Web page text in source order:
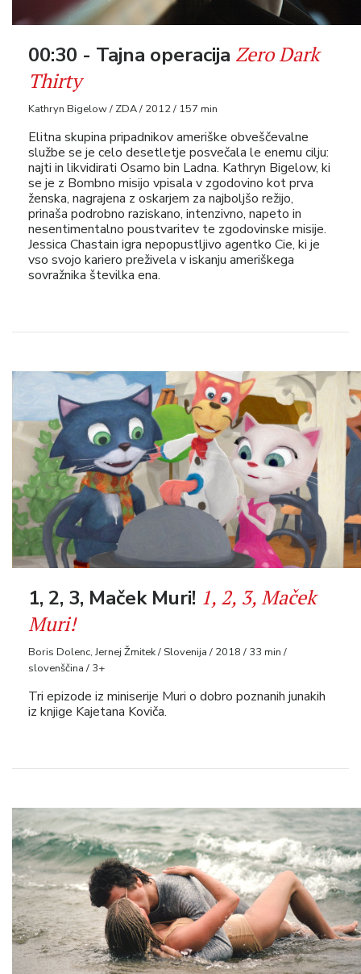
00:30 - Tajna operacija Zero Dark
Thirty
Kathryn Bigelow / ZDA / 2012 / 157 min
Elitna skupina pripadnikov ameriške obveščevalne
službe se je celo desetletje posvečala le enemu cilju:
najti in likvidirati Osamo bin Ladna. Kathryn Bigelow, ki
se je z Bombno misijo vpisala v zgodovino kot prva
ženska, nagrajena z oskarjem za najboljšo režijo,
prinaša podrobno raziskano, intenzivno, napeto in
nesentimentalno poustvaritev te zgodovinske misije.
Jessica Chastain igra nepopustljivo agentko Cie, ki je
vso svojo kariero preživela v iskanju ameriškega
sovražnika številka ena.
1, 2, 3, Maček Muri! 1, 2, 3, Maček
Muri!
Boris Dolenc, Jernej Žmitek / Slovenija / 2018 / 33 min /
slovenščina / 3+
Tri epizode iz miniserije Muri o dobro poznanih junakih
iz knjige Kajetana Koviča.